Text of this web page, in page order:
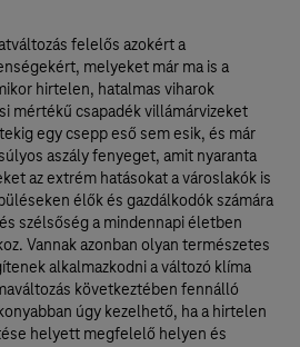
felelős azokért a
melyeket már ma is a
hirtelen, hatalmas viharok
mértékű csapadék villámárvizeket
egy csepp eső sem esik, és már
aszály fenyeget, amit nyaranta
az extrém hatásokat a városlakók is
élők és gazdálkodók számára
szélsőség a mindennapi életben
Vannak azonban olyan természetes
alkalmazkodni a változó klíma
következtében fennálló
úgy kezelhető, ha a hirtelen
helyett megfelelő helyen és